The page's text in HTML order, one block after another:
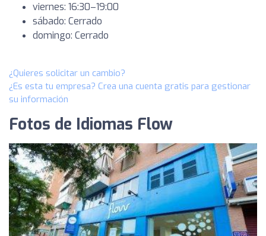
viernes: 16:30–19:00
sábado: Cerrado
domingo: Cerrado
¿Quieres solicitar un cambio?
¿Es esta tu empresa? Crea una cuenta gratis para gestionar
su información
Fotos de Idiomas Flow